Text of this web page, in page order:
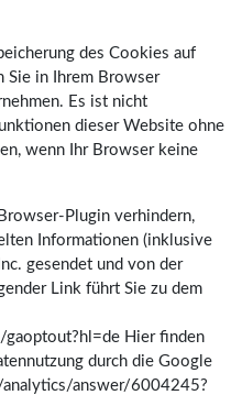
des Cookies auf
Sie in Ihrem Browser
Es ist nicht
dieser Website ohne
wenn Ihr Browser keine
Plugin verhindern,
Informationen (inklusive
gesendet und von der
Link führt Sie zu dem
Hier finden
durch die Google
answer/6004245?